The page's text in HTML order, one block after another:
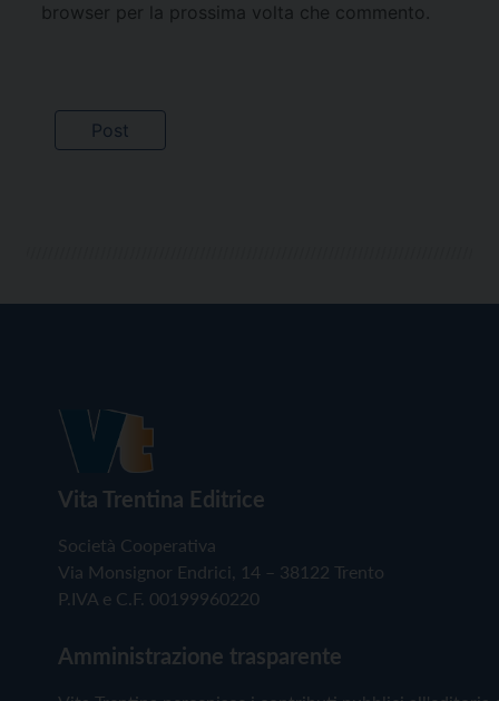
browser per la prossima volta che commento.
Vita Trentina Editrice
Società Cooperativa
Via Monsignor Endrici, 14 – 38122 Trento
P.IVA e C.F. 00199960220
Amministrazione trasparente